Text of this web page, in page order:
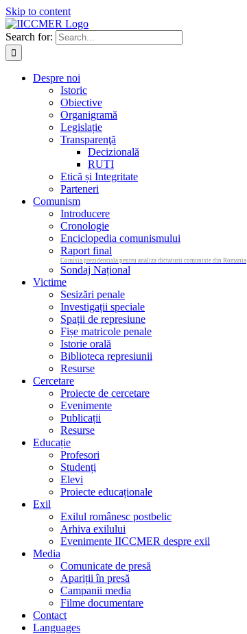
Skip to content
Search for:
Despre noi
Istoric
Obiective
Organigramă
Legislație
Transparenţă
Decizională
RUTI
Etică și Integritate
Parteneri
Comunism
Introducere
Cronologie
Enciclopedia comunismului
Raport final
Comisia prezidentiala pentru analiza dictaturii comuniste din Romania
Sondaj Național
Victime
Sesizări penale
Investigații speciale
Spații de represiune
Fișe matricole penale
Istorie orală
Biblioteca represiunii
Resurse
Cercetare
Proiecte de cercetare
Evenimente
Publicații
Resurse
Educație
Profesori
Studenți
Elevi
Proiecte educaționale
Exil
Exilul românesc postbelic
Arhiva exilului
Evenimente IICCMER despre exil
Media
Comunicate de presă
Apariții în presă
Campanii media
Filme documentare
Contact
Languages